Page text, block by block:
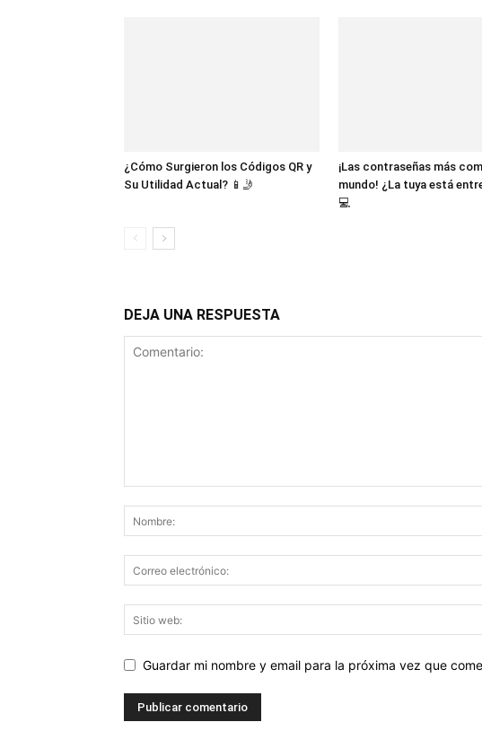
¿Cómo Surgieron los Códigos QR y
Su Utilidad Actual? 📱🤳
¡Las contraseñas más
mundo! ¿La tuya está
💻
DEJA UNA RESPUESTA
Guardar mi nombre y email para la próxima vez que